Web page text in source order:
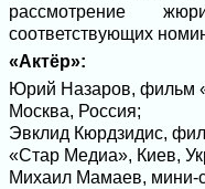
рассмотрение
соответствующих
«Актёр»:
Юрий Назаров, фильм
Москва, Россия;
Эвклид Кюрдзидис,
«Стар Медиа», Киев,
Михаил Мамаев, мини-